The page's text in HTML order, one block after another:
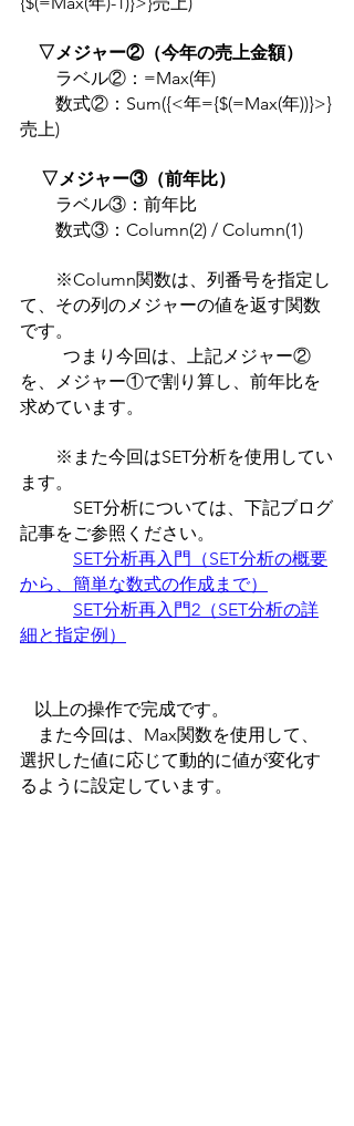
▽メジャー②（今年の売上金額）
ラベル②：=Max(年)
数式②：Sum({<年={$(=Max(年))}>}
売上)
▽メジャー③（前年比）
ラベル③：前年比
数式③：Column(2) / Column(1)
※Column関数は、列番号を指定し
て、その列のメジャーの値を返す関数
です。
つまり今回は、上記メジャー②
を、メジャー①で割り算し、前年比を
求めています。
※また今回はSET分析を使用してい
ます。
SET分析については、下記ブログ
記事をご参照ください。
SET分析再入門（SET分析の概要
から、簡単な数式の作成まで）
SET分析再入門2（SET分析の詳
細と指定例）
以上の操作で完成です。
また今回は、Max関数を使用して、
選択した値に応じて動的に値が変化す
るように設定しています。